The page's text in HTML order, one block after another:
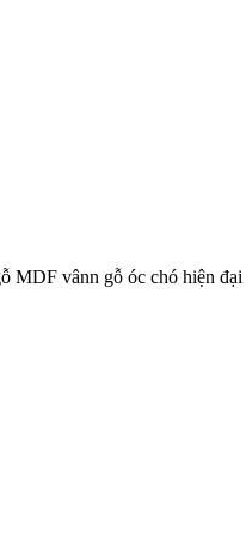
MDF vânn gỗ óc chó hiện đại